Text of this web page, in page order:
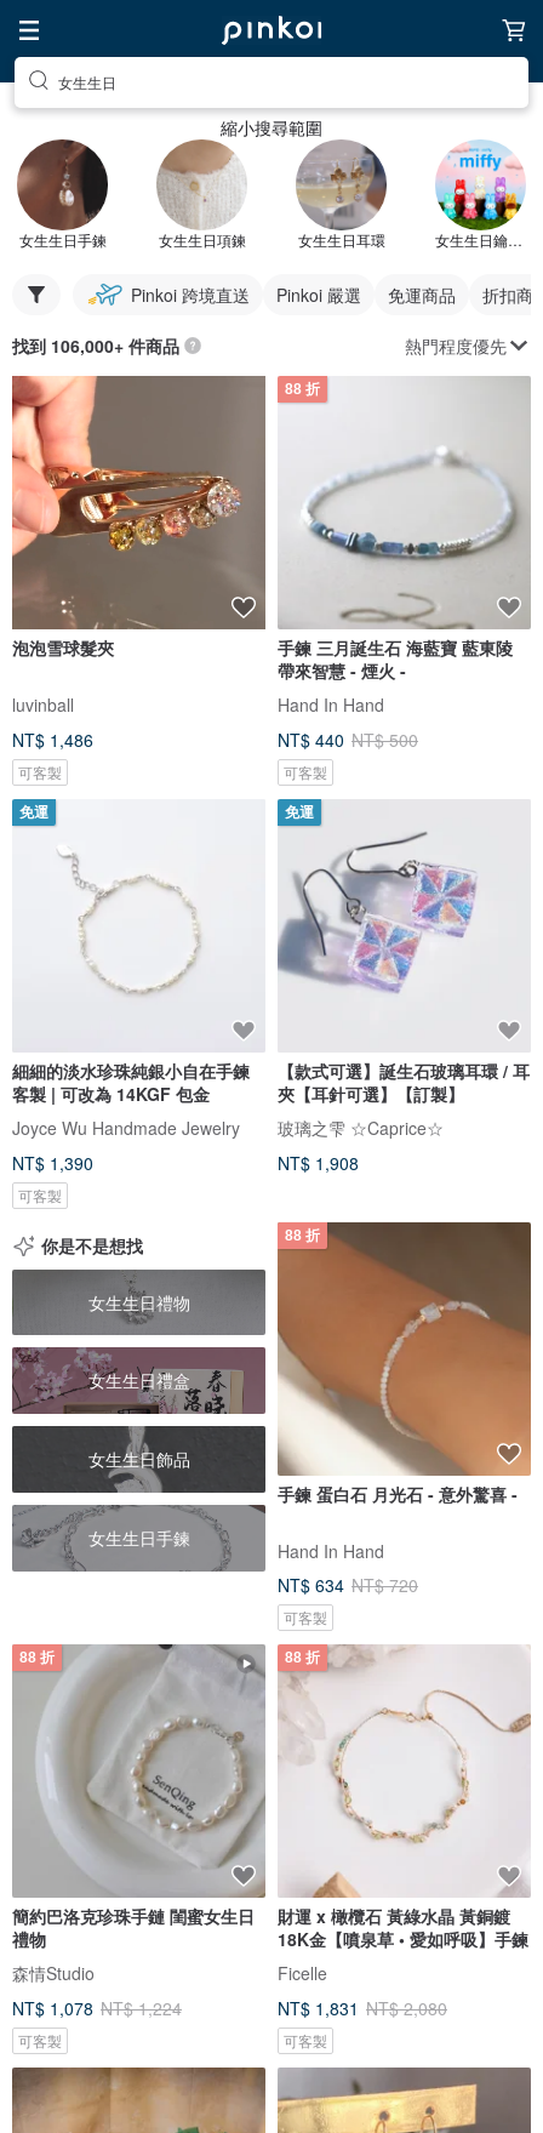
女生生日
縮小搜尋範圍
女生生日手鍊 女生生日項鍊 女生生日耳環 女生生日鑰匙圈
Pinkoi 跨境直送 Pinkoi 嚴選 免運商品 折扣商
找到 106,000+ 件商品 熱門程度優先
泡泡雪球髮夾
luvinball
NT$ 1,486
可客製
88 折
手鍊 三月誕生石 海藍寶 藍東陵
帶來智慧 - 煙火 -
Hand In Hand
NT$ 440 NT$ 500
可客製
免運
細細的淡水珍珠純銀小自在手鍊
客製 | 可改為 14KGF 包金
Joyce Wu Handmade Jewelry
NT$ 1,390
可客製
免運
【款式可選】誕生石玻璃耳環 / 耳
夾【耳針可選】【訂製】
玻璃之雫 ☆Caprice☆
NT$ 1,908
你是不是想找
女生生日禮物
女生生日禮盒
女生生日飾品
女生生日手鍊
88 折
手鍊 蛋白石 月光石 - 意外驚喜 -
Hand In Hand
NT$ 634 NT$ 720
可客製
88 折
簡約巴洛克珍珠手鏈 閨蜜女生日
禮物
森情Studio
NT$ 1,078 NT$ 1,224
可客製
88 折
財運 x 橄欖石 黃綠水晶 黃銅鍍
18K金【噴泉草 • 愛如呼吸】手鍊
Ficelle
NT$ 1,831 NT$ 2,080
可客製